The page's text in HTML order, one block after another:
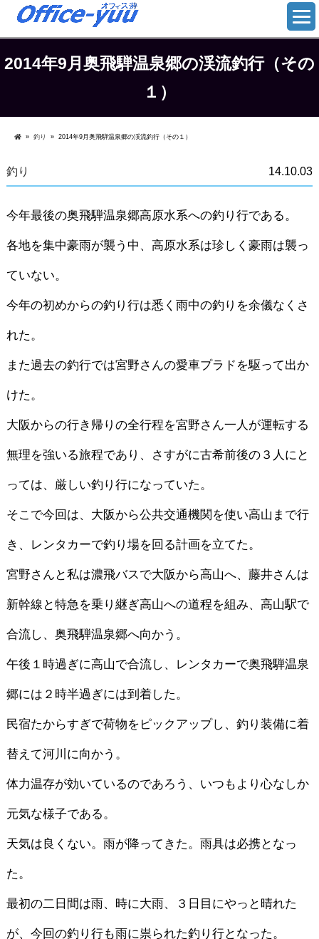
2014年9月奥飛騨温泉郷の渓流釣行（その
１）
» 釣り » 2014年9月奥飛騨温泉郷の渓流釣行（その１）
釣り 14.10.03
今年最後の奥飛騨温泉郷高原水系への釣り行である。
各地を集中豪雨が襲う中、高原水系は珍しく豪雨は襲っ
ていない。
今年の初めからの釣り行は悉く雨中の釣りを余儀なくさ
れた。
また過去の釣行では宮野さんの愛車プラドを駆って出か
けた。
大阪からの行き帰りの全行程を宮野さん一人が運転する
無理を強いる旅程であり、さすがに古希前後の３人にと
っては、厳しい釣り行になっていた。
そこで今回は、大阪から公共交通機関を使い高山まで行
き、レンタカーで釣り場を回る計画を立てた。
宮野さんと私は濃飛バスで大阪から高山へ、藤井さんは
新幹線と特急を乗り継ぎ高山への道程を組み、高山駅で
合流し、奥飛騨温泉郷へ向かう。
午後１時過ぎに高山で合流し、レンタカーで奥飛騨温泉
郷には２時半過ぎには到着した。
民宿たからすぎで荷物をピックアップし、釣り装備に着
替えて河川に向かう。
体力温存が効いているのであろう、いつもより心なしか
元気な様子である。
天気は良くない。雨が降ってきた。雨具は必携となっ
た。
最初の二日間は雨、時に大雨、３日目にやっと晴れた
が、今回の釣り行も雨に祟られた釣り行となった。